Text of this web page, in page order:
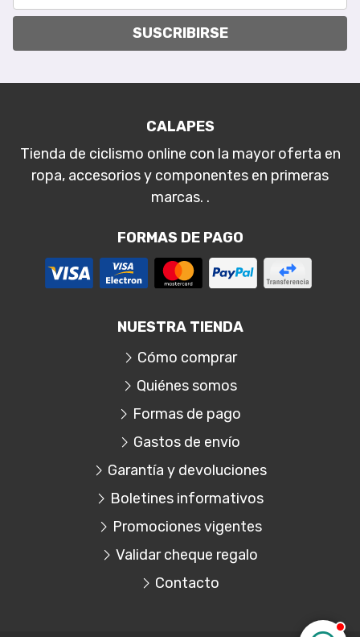
SUSCRIBIRSE
CALAPES
Tienda de ciclismo online con la mayor oferta en
ropa, accesorios y componentes en primeras
marcas. .
FORMAS DE PAGO
NUESTRA TIENDA
Cómo comprar
Quiénes somos
Formas de pago
Gastos de envío
Garantía y devoluciones
Boletines informativos
Promociones vigentes
Validar cheque regalo
Contacto